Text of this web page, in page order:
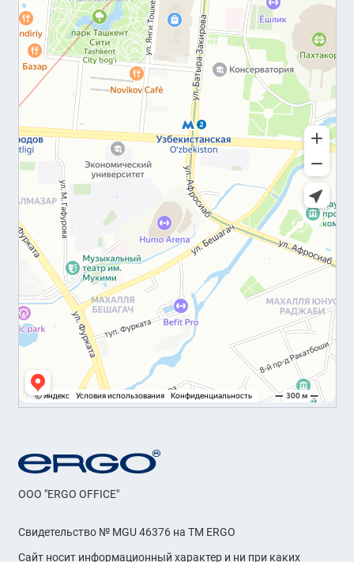
OOO "ERGO OFFICE"
Свидетельство № MGU 46376 на ТМ ERGO
Сайт носит информационный характер и ни при каких